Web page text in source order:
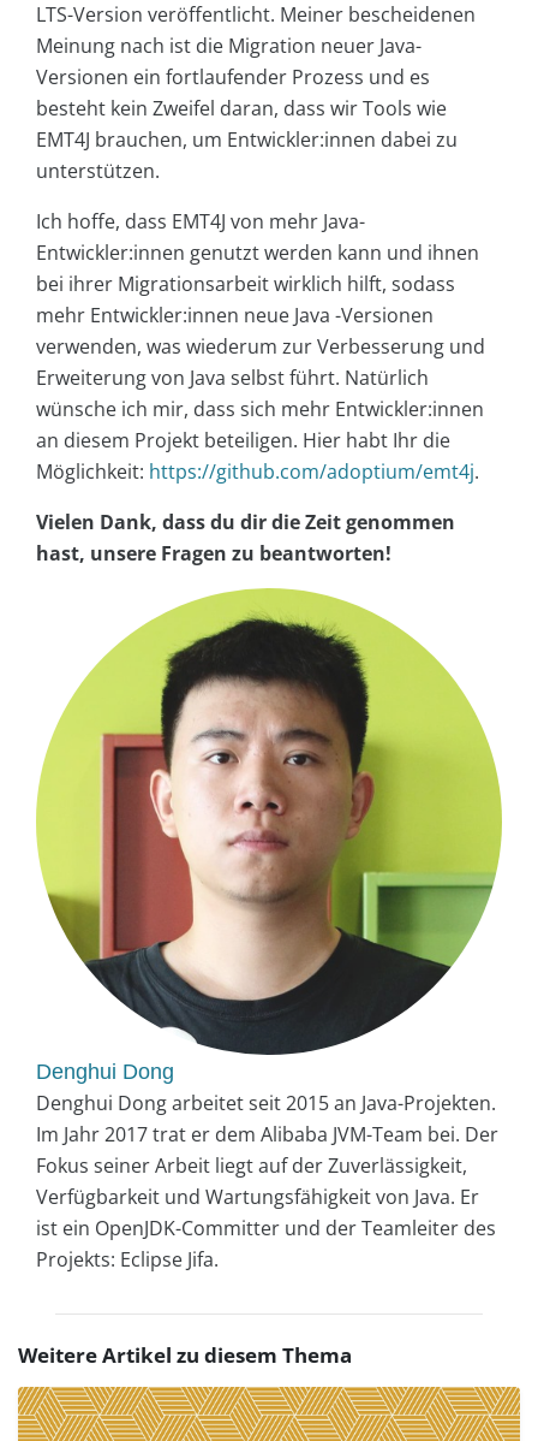
LTS-Version veröffentlicht. Meiner bescheidenen
Meinung nach ist die Migration neuer Java-
Versionen ein fortlaufender Prozess und es
besteht kein Zweifel daran, dass wir Tools wie
EMT4J brauchen, um Entwickler:innen dabei zu
unterstützen.
Ich hoffe, dass EMT4J von mehr Java-
Entwickler:innen genutzt werden kann und ihnen
bei ihrer Migrationsarbeit wirklich hilft, sodass
mehr Entwickler:innen neue Java -Versionen
verwenden, was wiederum zur Verbesserung und
Erweiterung von Java selbst führt. Natürlich
wünsche ich mir, dass sich mehr Entwickler:innen
an diesem Projekt beteiligen. Hier habt Ihr die
Möglichkeit: https://github.com/adoptium/emt4j.
Vielen Dank, dass du dir die Zeit genommen
hast, unsere Fragen zu beantworten!
Denghui Dong
Denghui Dong arbeitet seit 2015 an Java-Projekten.
Im Jahr 2017 trat er dem Alibaba JVM-Team bei. Der
Fokus seiner Arbeit liegt auf der Zuverlässigkeit,
Verfügbarkeit und Wartungsfähigkeit von Java. Er
ist ein OpenJDK-Committer und der Teamleiter des
Projekts: Eclipse Jifa.
Weitere Artikel zu diesem Thema